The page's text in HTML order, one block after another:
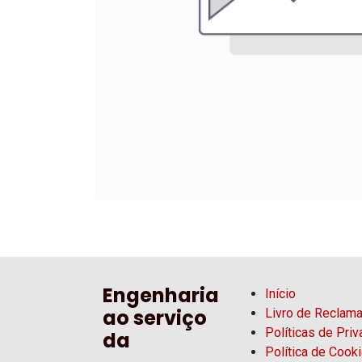
Engenharia
ao serviço
da
Início
Livro de
Políticas de
Política de